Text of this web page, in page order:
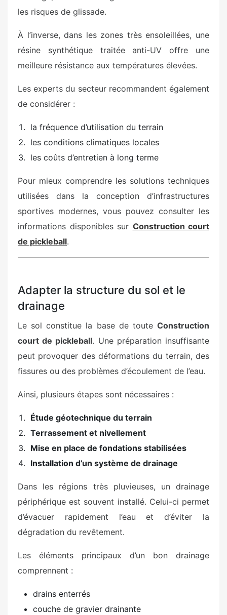
les risques de glissade.
À l’inverse, dans les zones très ensoleillées, une
résine synthétique traitée anti-UV offre une
meilleure résistance aux températures élevées.
Les experts du secteur recommandent également
de considérer :
la fréquence d’utilisation du terrain
les conditions climatiques locales
les coûts d’entretien à long terme
Pour mieux comprendre les solutions techniques
utilisées dans la conception d’infrastructures
sportives modernes, vous pouvez consulter les
informations disponibles sur Construction court
de pickleball.
Adapter la structure du sol et le
drainage
Le sol constitue la base de toute Construction
court de pickleball. Une préparation insuffisante
peut provoquer des déformations du terrain, des
fissures ou des problèmes d’écoulement de l’eau.
Ainsi, plusieurs étapes sont nécessaires :
Étude géotechnique du terrain
Terrassement et nivellement
Mise en place de fondations stabilisées
Installation d’un système de drainage
Dans les régions très pluvieuses, un drainage
périphérique est souvent installé. Celui-ci permet
d’évacuer rapidement l’eau et d’éviter la
dégradation du revêtement.
Les éléments principaux d’un bon drainage
comprennent :
drains enterrés
couche de gravier drainante